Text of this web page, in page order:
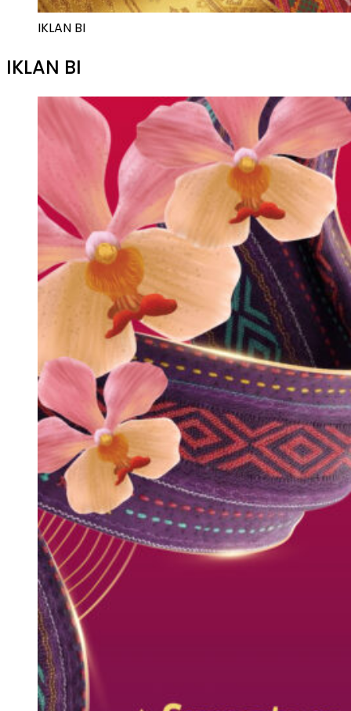
IKLAN BI
IKLAN BI